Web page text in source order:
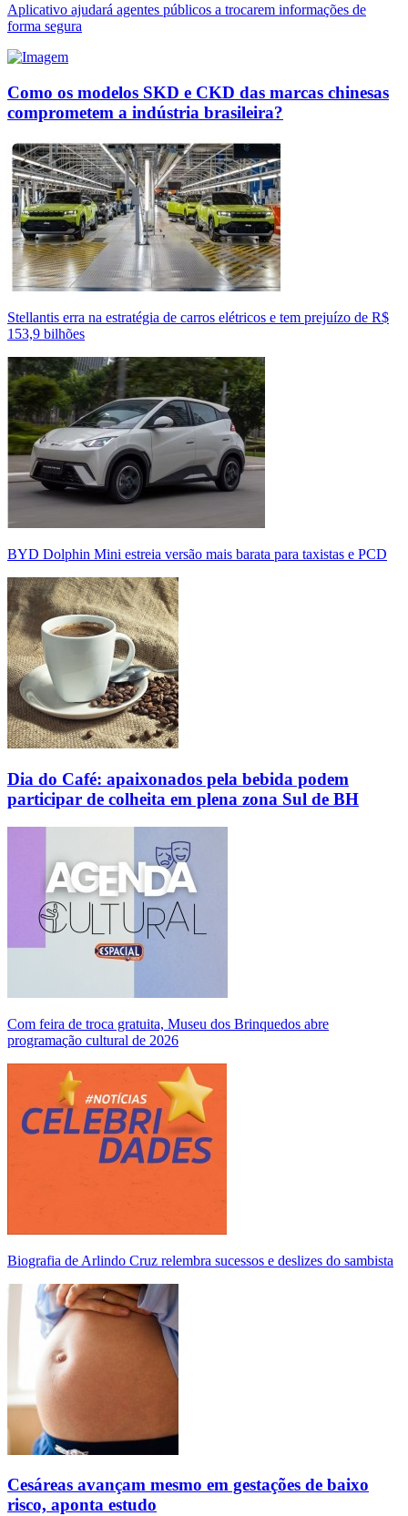
Aplicativo ajudará agentes públicos a trocarem informações de
forma segura
Como os modelos SKD e CKD das marcas chinesas
comprometem a indústria brasileira?
Stellantis erra na estratégia de carros elétricos e tem prejuízo de R$
153,9 bilhões
BYD Dolphin Mini estreia versão mais barata para taxistas e PCD
Dia do Café: apaixonados pela bebida podem
participar de colheita em plena zona Sul de BH
Com feira de troca gratuita, Museu dos Brinquedos abre
programação cultural de 2026
Biografia de Arlindo Cruz relembra sucessos e deslizes do sambista
Cesáreas avançam mesmo em gestações de baixo
risco, aponta estudo